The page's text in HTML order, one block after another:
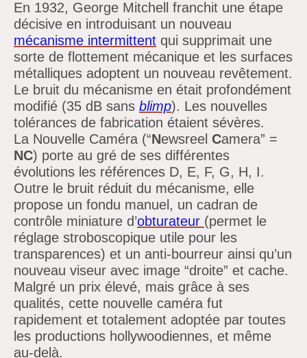
En 1932, George Mitchell franchit une étape
décisive en introduisant un nouveau
mécanisme intermittent qui supprimait une
sorte de flottement mécanique et les surfaces
métalliques adoptent un nouveau revêtement.
Le bruit du mécanisme en était profondément
modifié (35 dB sans blimp). Les nouvelles
tolérances de fabrication étaient sévères.
La Nouvelle Caméra (“Newsreel Camera” =
NC) porte au gré de ses différentes
évolutions les références D, E, F, G, H, I.
Outre le bruit réduit du mécanisme, elle
propose un fondu manuel, un cadran de
contrôle miniature d’obturateur (permet le
réglage stroboscopique utile pour les
transparences) et un anti-bourreur ainsi qu’un
nouveau viseur avec image “droite” et cache.
Malgré un prix élevé, mais grâce à ses
qualités, cette nouvelle caméra fut
rapidement et totalement adoptée par toutes
les productions hollywoodiennes, et même
au-delà.